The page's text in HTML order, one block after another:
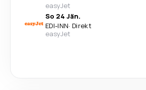
easyJet
So 24 Jän.
EDI-INN· Direkt
easyJet